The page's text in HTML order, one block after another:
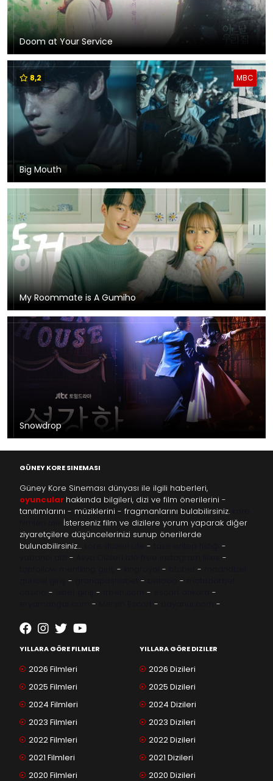
Doom at Your Service
MBC
8,2
Big Mouth
My Roommate is A Gumiho
Snowdrop
GÜNEY KORE SINEMASI
Güney Kore Sineması dünyası ile ilgili haberleri,
oyuncular hakkında bilgileri, dizi ve film önerilerini -
tanıtımlarını - müziklerini - fragmanlarını bulabilirsiniz.
İsterseniz film ve dizilere yorum yaparak diğer
ziyaretçilere düşüncelerinizi sunup önerilerde
bulunabilirsiniz…
-
-
-
-
- - -
- - -
- - -
-
- - -
YILLARA GÖRE FILMLER
2026 Filmleri
2025 Filmleri
2024 Filmleri
2023 Filmleri
2022 Filmleri
2021 Filmleri
2020 Filmleri
YILLARA GÖRE DIZILER
2026 Dizileri
2025 Dizileri
2024 Dizileri
2023 Dizileri
2022 Dizileri
2021 Dizileri
2020 Dizileri